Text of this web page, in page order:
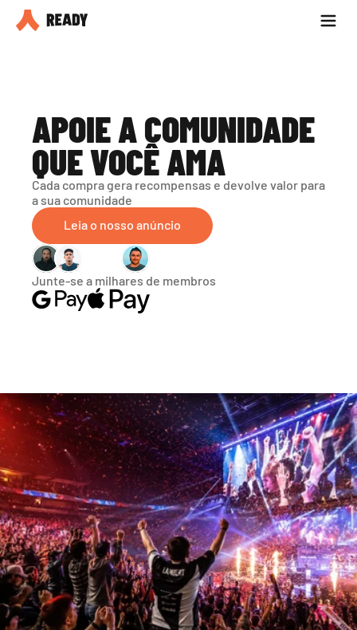
Seja parceiro
APOIE A COMUNIDADE
QUE VOCÊ AMA
Cada compra gera recompensas e devolve valor para
a sua comunidade
Leia o nosso anúncio
Junte-se a milhares de membros